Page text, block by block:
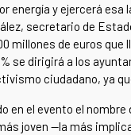
energía y ejercerá
secretario de
millones de euros
se dirigirá a los
ciudadano, ya
en el evento el
joven —la más